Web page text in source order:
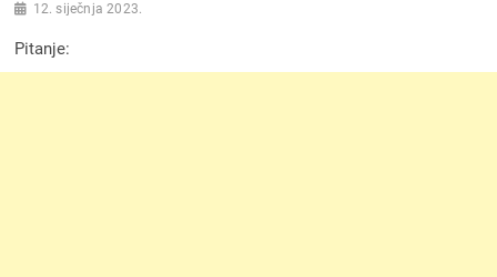
12. siječnja 2023.
Pitanje: